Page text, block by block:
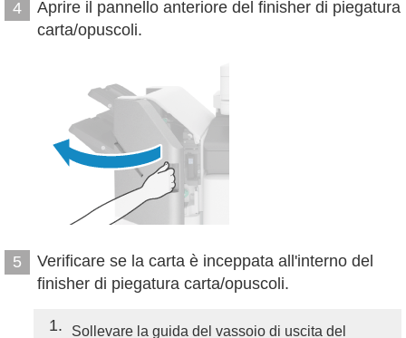
4
Aprire il pannello anteriore del finisher di piegatura
carta/opuscoli.
5
Verificare se la carta è inceppata all'interno del
finisher di piegatura carta/opuscoli.
1
Sollevare la guida del vassoio di uscita del